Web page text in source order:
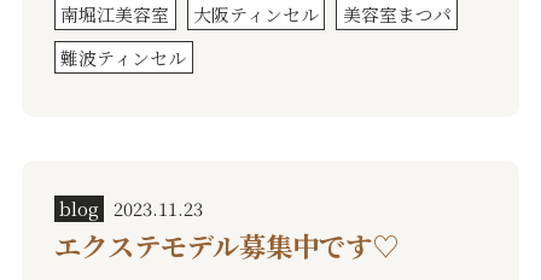
南堀江美容室
大阪ティンセル
美容室まつパ
難波ティンセル
blog 2023.11.23
エクステモデル募集中です♡